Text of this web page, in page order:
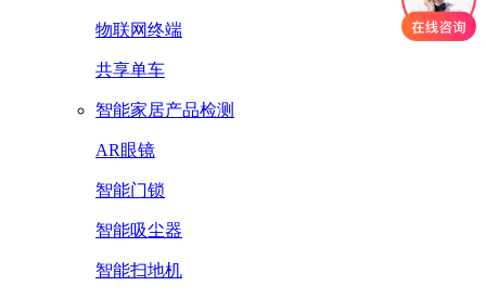
物联网终端
共享单车
智能家居产品检测
AR眼镜
智能门锁
智能吸尘器
智能扫地机